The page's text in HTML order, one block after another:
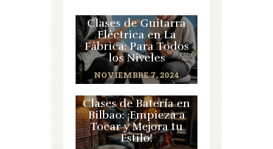
Clases de Guitarra
Eléctrica en La
Fábrica: Para Todos
los Niveles
NOVIEMBRE 7, 2024
Clases de Batería en
Bilbao: ¡Empieza a
Tocar y Mejora tu
Estilo!